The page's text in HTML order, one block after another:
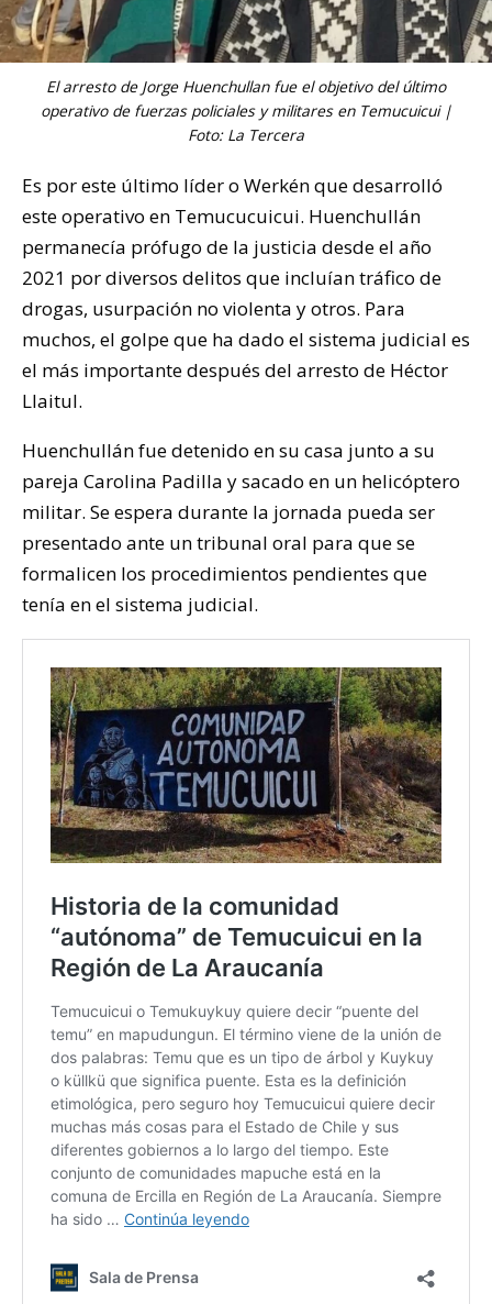
El arresto de Jorge Huenchullan fue el objetivo del último
operativo de fuerzas policiales y militares en Temucuicui |
Foto: La Tercera
Es por este último líder o Werkén que desarrolló
este operativo en Temucucuicui. Huenchullán
permanecía prófugo de la justicia desde el año
2021 por diversos delitos que incluían tráfico de
drogas, usurpación no violenta y otros. Para
muchos, el golpe que ha dado el sistema judicial es
el más importante después del arresto de Héctor
Llaitul.
Huenchullán fue detenido en su casa junto a su
pareja Carolina Padilla y sacado en un helicóptero
militar. Se espera durante la jornada pueda ser
presentado ante un tribunal oral para que se
formalicen los procedimientos pendientes que
tenía en el sistema judicial.